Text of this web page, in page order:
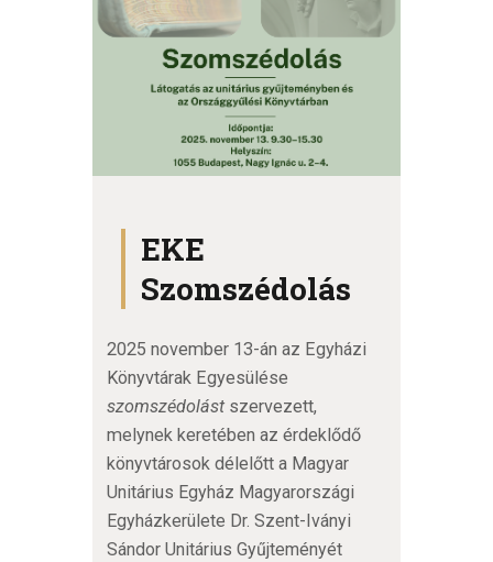
EKE
Szomszédolás
2025 november 13-án az Egyházi
Könyvtárak Egyesülése
szomszédolástszervezett,
melynek keretében az érdeklődő
könyvtárosok délelőtt a Magyar
Unitárius Egyház Magyarországi
Egyházkerülete Dr. Szent-Iványi
Sándor Unitárius Gyűjteményét